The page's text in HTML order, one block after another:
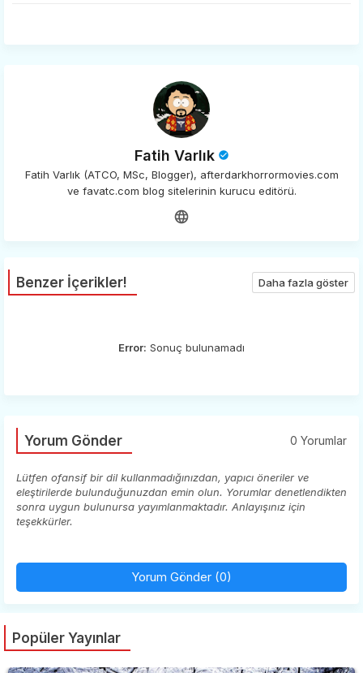
Fatih Varlık
Fatih Varlık (ATCO, MSc, Blogger), afterdarkhorrormovies.com
ve favatc.com blog sitelerinin kurucu editörü.
Benzer İçerikler! Daha fazla göster
Error: Sonuç bulunamadı
Yorum Gönder 0 Yorumlar
Lütfen ofansif bir dil kullanmadığınızdan, yapıcı öneriler ve
eleştirilerde bulunduğunuzdan emin olun. Yorumlar denetlendikten
sonra uygun bulunursa yayımlanmaktadır. Anlayışınız için
teşekkürler.
Yorum Gönder (0)
Popüler Yayınlar